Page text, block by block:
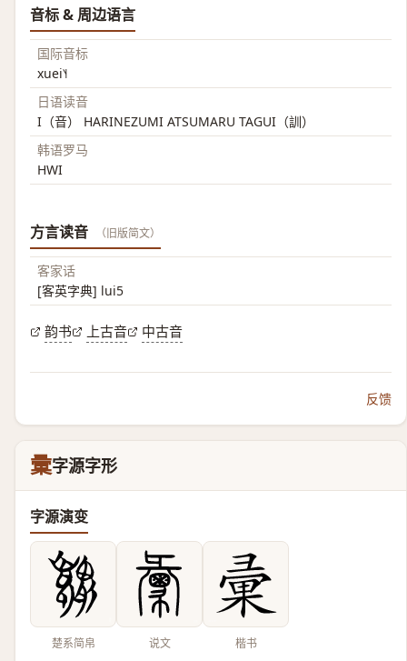
音标 & 周边语言
国际音标
xuei˥˧
日语读音
I（音） HARINEZUMI ATSUMARU TAGUI（訓）
韩语罗马
HWI
方言读音 （旧版简文）
客家话
[客英字典] lui5
韵书 上古音 中古音
反馈
彚字源字形
字源演变
楚系简帛 说文 楷书